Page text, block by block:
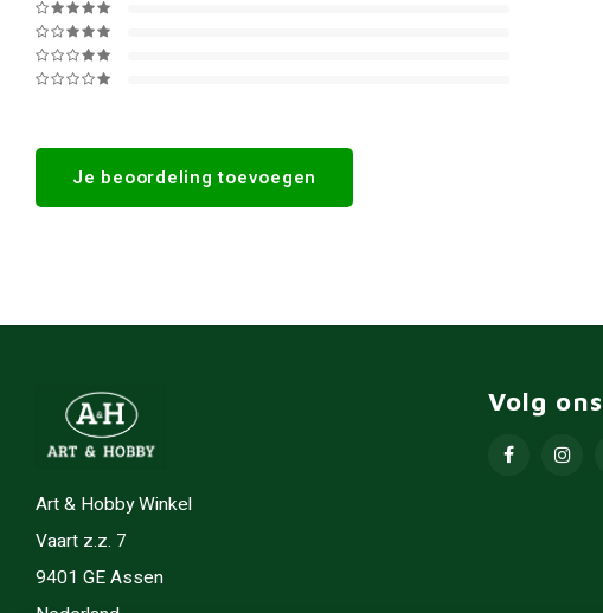
Je beoordeling toevoegen
Art & Hobby Winkel
Vaart z.z. 7
9401 GE Assen
Volg ons